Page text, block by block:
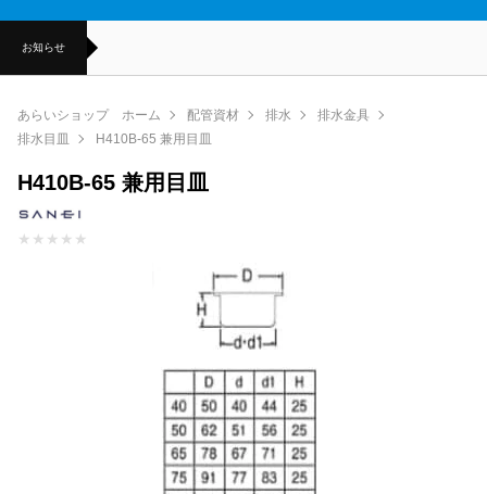
お知らせ
あらいショップ ホーム 配管資材 排水
排水金具
排水目皿
H410B-65 兼用目皿
H410B-65 兼用目皿
★ ★ ★ ★ ★